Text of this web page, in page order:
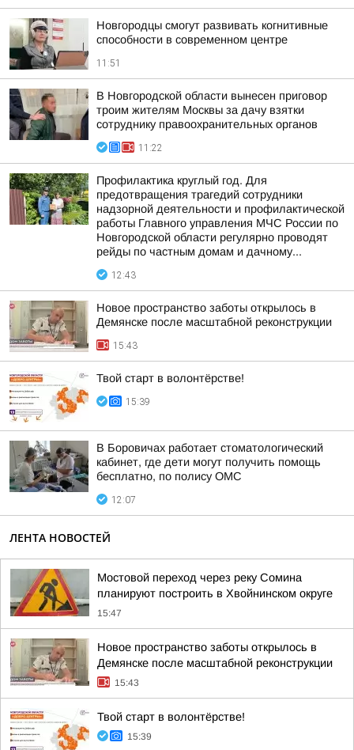
Новгородцы смогут развивать когнитивные
способности в современном центре
11:51
В Новгородской области вынесен приговор
троим жителям Москвы за дачу взятки
сотруднику правоохранительных органов
11:22
Профилактика круглый год. Для
предотвращения трагедий сотрудники
надзорной деятельности и профилактической
работы Главного управления МЧС России по
Новгородской области регулярно проводят
рейды по частным домам и дачному...
12:43
Новое пространство заботы открылось в
Демянске после масштабной реконструкции
15:43
Твой старт в волонтёрстве!
15:39
В Боровичах работает стоматологический
кабинет, где дети могут получить помощь
бесплатно, по полису ОМС
12:07
ЛЕНТА НОВОСТЕЙ
Мостовой переход через реку Сомина
планируют построить в Хвойнинском округе
15:47
Новое пространство заботы открылось в
Демянске после масштабной реконструкции
15:43
Твой старт в волонтёрстве!
15:39